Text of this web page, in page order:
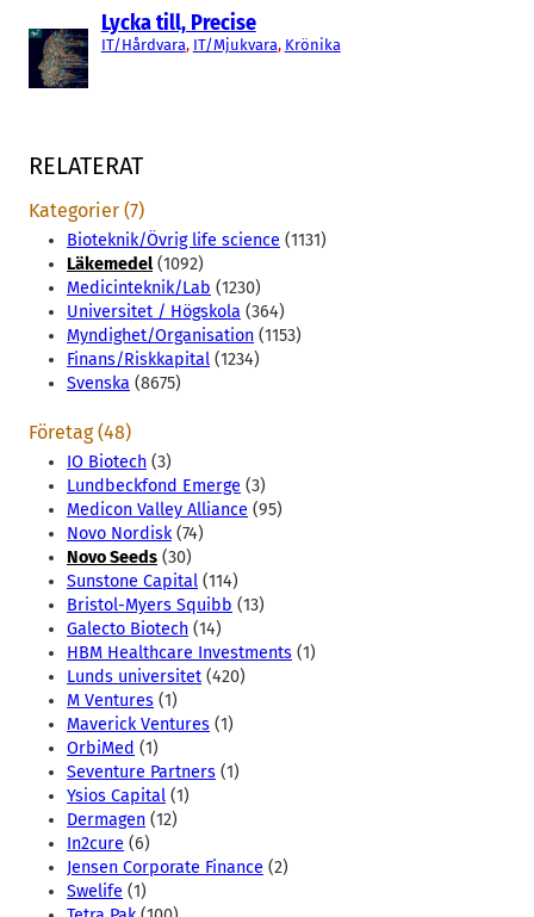
Lycka till, Precise
IT/Hårdvara, IT/Mjukvara, Krönika
RELATERAT
Kategorier (7)
Bioteknik/Övrig life science (1131)
Läkemedel(1092)
Medicinteknik/Lab (1230)
Universitet / Högskola (364)
Myndighet/Organisation (1153)
Finans/Riskkapital (1234)
Svenska (8675)
Företag (48)
IO Biotech (3)
Lundbeckfond Emerge (3)
Medicon Valley Alliance (95)
Novo Nordisk(74)
Novo Seeds (30)
Sunstone Capital (114)
Bristol-Myers Squibb (13)
Galecto Biotech (14)
HBM Healthcare Investments (1)
Lunds universitet (420)
M Ventures (1)
Maverick Ventures (1)
OrbiMed (1)
Seventure Partners (1)
Ysios Capital (1)
Dermagen (12)
In2cure (6)
Jensen Corporate Finance (2)
Swelife (1)